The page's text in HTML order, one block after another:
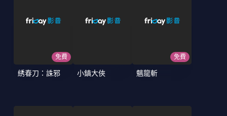
免費
綉春刀：誅邪 小鎮大俠
免費
魑龍斬